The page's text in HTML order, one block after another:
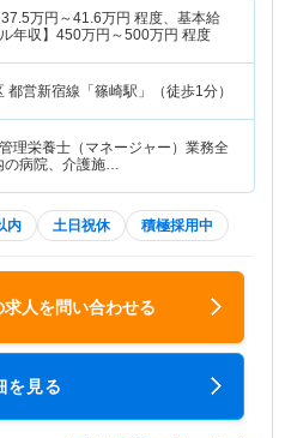
37.5万円～41.6万円 程度、基本給
年収】 450万円～500万円 程度
都営新宿線「篠崎駅」（徒歩1分）
管理栄養士（マネージャー）業務全
の病院、介護施…
内 土日祝休 積極採用中
求人を問い合わせる
を見る